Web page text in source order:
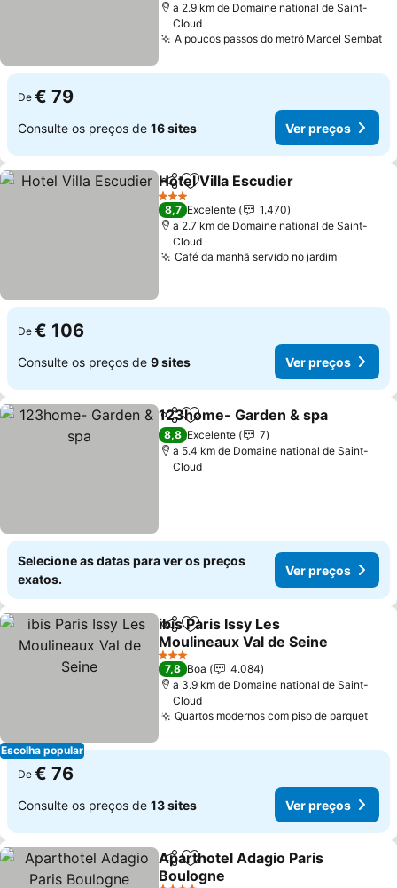
a 2.9 km de Domaine national de Saint-
Cloud
A poucos passos do metrô Marcel Sembat
De € 79
Consulte os preços de 16 sites Ver preços
PartilharAdicionar aos favoritos
Hotel Villa Escudier
3 Estrelas
8,7 Excelente
1.470
a 2.7 km de Domaine national de Saint-
Cloud
Café da manhã servido no jardimVer
De € 106
Consulte os preços de 9 sites Ver preços
PartilharAdicionar aos favoritos
123home- Garden & spa
8,8 Excelente
7
a 5.4 km de Domaine national de Saint-
Cloud
Selecione as datas para ver os preços
exatos.
Ver preços
Escolha popular
PartilharAdicionar aos favoritos
ibis Paris Issy Les
Moulineaux Val de Seine
Ver preços
3 Estrelas
7,8 Boa
4.084
a 3.9 km de Domaine national de Saint-
Cloud
Quartos modernos com piso de parquetVer
De € 76
Consulte os preços de 13 sites Ver preços
PartilharAdicionar aos favoritos
Aparthotel Adagio Paris
Boulogne